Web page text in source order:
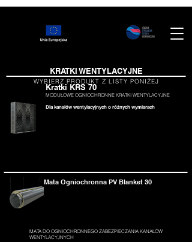
KRATKI WENTYLACYJNE
WYBIERZ PRODUKT Z LISTY PONIŻEJ
Kratki KRS 70
MODUŁOWE OGNIOCHRONNE KRATKI WENTYLACYJNE
Dla kanałów wentylacyjnych o różnych wymiarach
Mata Ogniochronna PV Blanket 30
MATA DO OGNIOCHRONNEGO ZABEZPIECZANIA KANAŁÓW
WENTYLACYJNYCH